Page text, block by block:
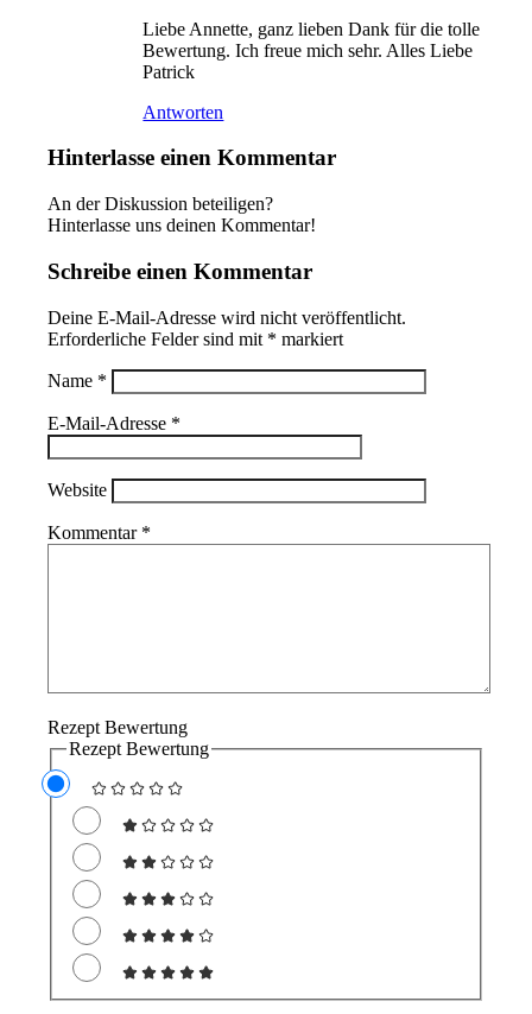
Liebe Annette, ganz lieben Dank für die tolle
Bewertung. Ich freue mich sehr. Alles Liebe
Patrick
Antworten
Hinterlasse einen Kommentar
An der Diskussion beteiligen?
Hinterlasse uns deinen Kommentar!
Schreibe einen Kommentar
Deine E-Mail-Adresse wird nicht veröffentlicht.
Erforderliche Felder sind mit * markiert
Name *
E-Mail-Adresse *
Website
Kommentar *
Rezept Bewertung
Rezept Bewertung